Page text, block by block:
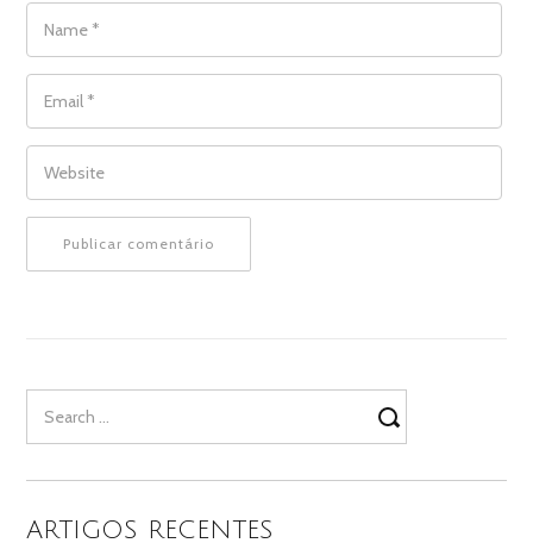
NAME
EMAIL
WEBSITE
for:
ARTIGOS RECENTES